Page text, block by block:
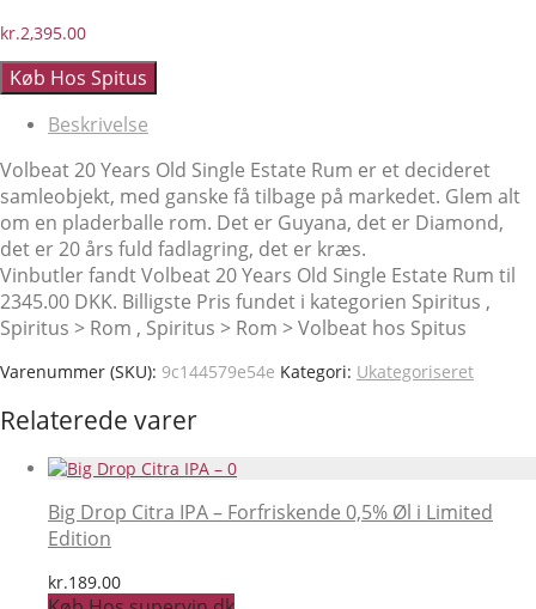
kr.2,395.00
Køb Hos Spitus
Beskrivelse
Volbeat 20 Years Old Single Estate Rum er et decideret
samleobjekt, med ganske få tilbage på markedet. Glem alt
om en pladerballe rom. Det er Guyana, det er Diamond,
det er 20 års fuld fadlagring, det er kræs.
Vinbutler fandt Volbeat 20 Years Old Single Estate Rum til
2345.00 DKK. Billigste Pris fundet i kategorien Spiritus ,
Spiritus > Rom , Spiritus > Rom > Volbeat hos Spitus
Varenummer (SKU): 9c144579e54e Kategori: Ukategoriseret
Relaterede varer
Big Drop Citra IPA – Forfriskende 0,5% Øl i Limited
Edition
kr.189.00